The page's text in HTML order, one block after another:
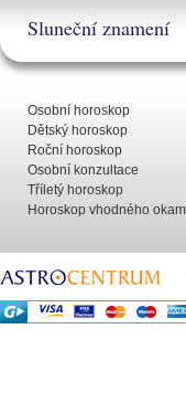
Sluneční znamení
Osobní horoskop
Dětský horoskop
Roční horoskop
Osobní konzultace
Tříletý horoskop
Horoskop vhodného